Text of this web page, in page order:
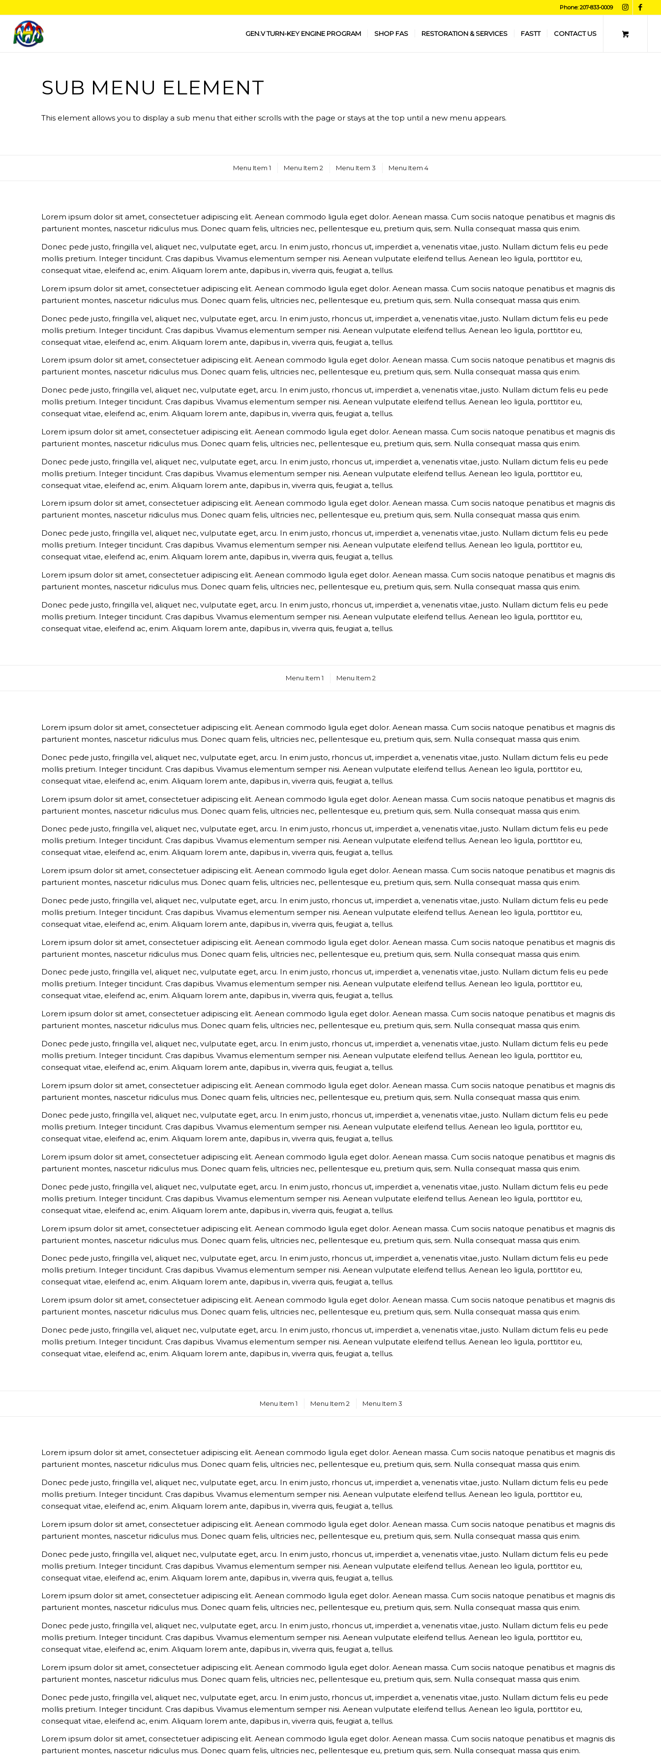
Phone: 207-833-0009
GEN.V TURN-KEY ENGINE PROGRAM SHOP FAS RESTORATION & SERVICES FASTT CONTACT US
SUB MENU ELEMENT
This element allows you to display a sub menu that either scrolls with the page or stays at the top until a new menu appears.
Menu Item 1 Menu Item 2 Menu Item 3 Menu Item 4
Lorem ipsum dolor sit amet, consectetuer adipiscing elit. Aenean commodo ligula eget dolor. Aenean massa. Cum sociis natoque penatibus et magnis dis
parturient montes, nascetur ridiculus mus. Donec quam felis, ultricies nec, pellentesque eu, pretium quis, sem. Nulla consequat massa quis enim.
Donec pede justo, fringilla vel, aliquet nec, vulputate eget, arcu. In enim justo, rhoncus ut, imperdiet a, venenatis vitae, justo. Nullam dictum felis eu pede
mollis pretium. Integer tincidunt. Cras dapibus. Vivamus elementum semper nisi. Aenean vulputate eleifend tellus. Aenean leo ligula, porttitor eu,
consequat vitae, eleifend ac, enim. Aliquam lorem ante, dapibus in, viverra quis, feugiat a, tellus.
Lorem ipsum dolor sit amet, consectetuer adipiscing elit. Aenean commodo ligula eget dolor. Aenean massa. Cum sociis natoque penatibus et magnis dis
parturient montes, nascetur ridiculus mus. Donec quam felis, ultricies nec, pellentesque eu, pretium quis, sem. Nulla consequat massa quis enim.
Donec pede justo, fringilla vel, aliquet nec, vulputate eget, arcu. In enim justo, rhoncus ut, imperdiet a, venenatis vitae, justo. Nullam dictum felis eu pede
mollis pretium. Integer tincidunt. Cras dapibus. Vivamus elementum semper nisi. Aenean vulputate eleifend tellus. Aenean leo ligula, porttitor eu,
consequat vitae, eleifend ac, enim. Aliquam lorem ante, dapibus in, viverra quis, feugiat a, tellus.
Lorem ipsum dolor sit amet, consectetuer adipiscing elit. Aenean commodo ligula eget dolor. Aenean massa. Cum sociis natoque penatibus et magnis dis
parturient montes, nascetur ridiculus mus. Donec quam felis, ultricies nec, pellentesque eu, pretium quis, sem. Nulla consequat massa quis enim.
Donec pede justo, fringilla vel, aliquet nec, vulputate eget, arcu. In enim justo, rhoncus ut, imperdiet a, venenatis vitae, justo. Nullam dictum felis eu pede
mollis pretium. Integer tincidunt. Cras dapibus. Vivamus elementum semper nisi. Aenean vulputate eleifend tellus. Aenean leo ligula, porttitor eu,
consequat vitae, eleifend ac, enim. Aliquam lorem ante, dapibus in, viverra quis, feugiat a, tellus.
Lorem ipsum dolor sit amet, consectetuer adipiscing elit. Aenean commodo ligula eget dolor. Aenean massa. Cum sociis natoque penatibus et magnis dis
parturient montes, nascetur ridiculus mus. Donec quam felis, ultricies nec, pellentesque eu, pretium quis, sem. Nulla consequat massa quis enim.
Donec pede justo, fringilla vel, aliquet nec, vulputate eget, arcu. In enim justo, rhoncus ut, imperdiet a, venenatis vitae, justo. Nullam dictum felis eu pede
mollis pretium. Integer tincidunt. Cras dapibus. Vivamus elementum semper nisi. Aenean vulputate eleifend tellus. Aenean leo ligula, porttitor eu,
consequat vitae, eleifend ac, enim. Aliquam lorem ante, dapibus in, viverra quis, feugiat a, tellus.
Lorem ipsum dolor sit amet, consectetuer adipiscing elit. Aenean commodo ligula eget dolor. Aenean massa. Cum sociis natoque penatibus et magnis dis
parturient montes, nascetur ridiculus mus. Donec quam felis, ultricies nec, pellentesque eu, pretium quis, sem. Nulla consequat massa quis enim.
Donec pede justo, fringilla vel, aliquet nec, vulputate eget, arcu. In enim justo, rhoncus ut, imperdiet a, venenatis vitae, justo. Nullam dictum felis eu pede
mollis pretium. Integer tincidunt. Cras dapibus. Vivamus elementum semper nisi. Aenean vulputate eleifend tellus. Aenean leo ligula, porttitor eu,
consequat vitae, eleifend ac, enim. Aliquam lorem ante, dapibus in, viverra quis, feugiat a, tellus.
Lorem ipsum dolor sit amet, consectetuer adipiscing elit. Aenean commodo ligula eget dolor. Aenean massa. Cum sociis natoque penatibus et magnis dis
parturient montes, nascetur ridiculus mus. Donec quam felis, ultricies nec, pellentesque eu, pretium quis, sem. Nulla consequat massa quis enim.
Donec pede justo, fringilla vel, aliquet nec, vulputate eget, arcu. In enim justo, rhoncus ut, imperdiet a, venenatis vitae, justo. Nullam dictum felis eu pede
mollis pretium. Integer tincidunt. Cras dapibus. Vivamus elementum semper nisi. Aenean vulputate eleifend tellus. Aenean leo ligula, porttitor eu,
consequat vitae, eleifend ac, enim. Aliquam lorem ante, dapibus in, viverra quis, feugiat a, tellus.
Menu Item 1 Menu Item 2
Lorem ipsum dolor sit amet, consectetuer adipiscing elit. Aenean commodo ligula eget dolor. Aenean massa. Cum sociis natoque penatibus et magnis dis
parturient montes, nascetur ridiculus mus. Donec quam felis, ultricies nec, pellentesque eu, pretium quis, sem. Nulla consequat massa quis enim.
Donec pede justo, fringilla vel, aliquet nec, vulputate eget, arcu. In enim justo, rhoncus ut, imperdiet a, venenatis vitae, justo. Nullam dictum felis eu pede
mollis pretium. Integer tincidunt. Cras dapibus. Vivamus elementum semper nisi. Aenean vulputate eleifend tellus. Aenean leo ligula, porttitor eu,
consequat vitae, eleifend ac, enim. Aliquam lorem ante, dapibus in, viverra quis, feugiat a, tellus.
Lorem ipsum dolor sit amet, consectetuer adipiscing elit. Aenean commodo ligula eget dolor. Aenean massa. Cum sociis natoque penatibus et magnis dis
parturient montes, nascetur ridiculus mus. Donec quam felis, ultricies nec, pellentesque eu, pretium quis, sem. Nulla consequat massa quis enim.
Donec pede justo, fringilla vel, aliquet nec, vulputate eget, arcu. In enim justo, rhoncus ut, imperdiet a, venenatis vitae, justo. Nullam dictum felis eu pede
mollis pretium. Integer tincidunt. Cras dapibus. Vivamus elementum semper nisi. Aenean vulputate eleifend tellus. Aenean leo ligula, porttitor eu,
consequat vitae, eleifend ac, enim. Aliquam lorem ante, dapibus in, viverra quis, feugiat a, tellus.
Lorem ipsum dolor sit amet, consectetuer adipiscing elit. Aenean commodo ligula eget dolor. Aenean massa. Cum sociis natoque penatibus et magnis dis
parturient montes, nascetur ridiculus mus. Donec quam felis, ultricies nec, pellentesque eu, pretium quis, sem. Nulla consequat massa quis enim.
Donec pede justo, fringilla vel, aliquet nec, vulputate eget, arcu. In enim justo, rhoncus ut, imperdiet a, venenatis vitae, justo. Nullam dictum felis eu pede
mollis pretium. Integer tincidunt. Cras dapibus. Vivamus elementum semper nisi. Aenean vulputate eleifend tellus. Aenean leo ligula, porttitor eu,
consequat vitae, eleifend ac, enim. Aliquam lorem ante, dapibus in, viverra quis, feugiat a, tellus.
Lorem ipsum dolor sit amet, consectetuer adipiscing elit. Aenean commodo ligula eget dolor. Aenean massa. Cum sociis natoque penatibus et magnis dis
parturient montes, nascetur ridiculus mus. Donec quam felis, ultricies nec, pellentesque eu, pretium quis, sem. Nulla consequat massa quis enim.
Donec pede justo, fringilla vel, aliquet nec, vulputate eget, arcu. In enim justo, rhoncus ut, imperdiet a, venenatis vitae, justo. Nullam dictum felis eu pede
mollis pretium. Integer tincidunt. Cras dapibus. Vivamus elementum semper nisi. Aenean vulputate eleifend tellus. Aenean leo ligula, porttitor eu,
consequat vitae, eleifend ac, enim. Aliquam lorem ante, dapibus in, viverra quis, feugiat a, tellus.
Lorem ipsum dolor sit amet, consectetuer adipiscing elit. Aenean commodo ligula eget dolor. Aenean massa. Cum sociis natoque penatibus et magnis dis
parturient montes, nascetur ridiculus mus. Donec quam felis, ultricies nec, pellentesque eu, pretium quis, sem. Nulla consequat massa quis enim.
Donec pede justo, fringilla vel, aliquet nec, vulputate eget, arcu. In enim justo, rhoncus ut, imperdiet a, venenatis vitae, justo. Nullam dictum felis eu pede
mollis pretium. Integer tincidunt. Cras dapibus. Vivamus elementum semper nisi. Aenean vulputate eleifend tellus. Aenean leo ligula, porttitor eu,
consequat vitae, eleifend ac, enim. Aliquam lorem ante, dapibus in, viverra quis, feugiat a, tellus.
Lorem ipsum dolor sit amet, consectetuer adipiscing elit. Aenean commodo ligula eget dolor. Aenean massa. Cum sociis natoque penatibus et magnis dis
parturient montes, nascetur ridiculus mus. Donec quam felis, ultricies nec, pellentesque eu, pretium quis, sem. Nulla consequat massa quis enim.
Donec pede justo, fringilla vel, aliquet nec, vulputate eget, arcu. In enim justo, rhoncus ut, imperdiet a, venenatis vitae, justo. Nullam dictum felis eu pede
mollis pretium. Integer tincidunt. Cras dapibus. Vivamus elementum semper nisi. Aenean vulputate eleifend tellus. Aenean leo ligula, porttitor eu,
consequat vitae, eleifend ac, enim. Aliquam lorem ante, dapibus in, viverra quis, feugiat a, tellus.
Lorem ipsum dolor sit amet, consectetuer adipiscing elit. Aenean commodo ligula eget dolor. Aenean massa. Cum sociis natoque penatibus et magnis dis
parturient montes, nascetur ridiculus mus. Donec quam felis, ultricies nec, pellentesque eu, pretium quis, sem. Nulla consequat massa quis enim.
Donec pede justo, fringilla vel, aliquet nec, vulputate eget, arcu. In enim justo, rhoncus ut, imperdiet a, venenatis vitae, justo. Nullam dictum felis eu pede
mollis pretium. Integer tincidunt. Cras dapibus. Vivamus elementum semper nisi. Aenean vulputate eleifend tellus. Aenean leo ligula, porttitor eu,
consequat vitae, eleifend ac, enim. Aliquam lorem ante, dapibus in, viverra quis, feugiat a, tellus.
Lorem ipsum dolor sit amet, consectetuer adipiscing elit. Aenean commodo ligula eget dolor. Aenean massa. Cum sociis natoque penatibus et magnis dis
parturient montes, nascetur ridiculus mus. Donec quam felis, ultricies nec, pellentesque eu, pretium quis, sem. Nulla consequat massa quis enim.
Donec pede justo, fringilla vel, aliquet nec, vulputate eget, arcu. In enim justo, rhoncus ut, imperdiet a, venenatis vitae, justo. Nullam dictum felis eu pede
mollis pretium. Integer tincidunt. Cras dapibus. Vivamus elementum semper nisi. Aenean vulputate eleifend tellus. Aenean leo ligula, porttitor eu,
consequat vitae, eleifend ac, enim. Aliquam lorem ante, dapibus in, viverra quis, feugiat a, tellus.
Lorem ipsum dolor sit amet, consectetuer adipiscing elit. Aenean commodo ligula eget dolor. Aenean massa. Cum sociis natoque penatibus et magnis dis
parturient montes, nascetur ridiculus mus. Donec quam felis, ultricies nec, pellentesque eu, pretium quis, sem. Nulla consequat massa quis enim.
Donec pede justo, fringilla vel, aliquet nec, vulputate eget, arcu. In enim justo, rhoncus ut, imperdiet a, venenatis vitae, justo. Nullam dictum felis eu pede
mollis pretium. Integer tincidunt. Cras dapibus. Vivamus elementum semper nisi. Aenean vulputate eleifend tellus. Aenean leo ligula, porttitor eu,
consequat vitae, eleifend ac, enim. Aliquam lorem ante, dapibus in, viverra quis, feugiat a, tellus.
Menu Item 1 Menu Item 2 Menu Item 3
Lorem ipsum dolor sit amet, consectetuer adipiscing elit. Aenean commodo ligula eget dolor. Aenean massa. Cum sociis natoque penatibus et magnis dis
parturient montes, nascetur ridiculus mus. Donec quam felis, ultricies nec, pellentesque eu, pretium quis, sem. Nulla consequat massa quis enim.
Donec pede justo, fringilla vel, aliquet nec, vulputate eget, arcu. In enim justo, rhoncus ut, imperdiet a, venenatis vitae, justo. Nullam dictum felis eu pede
mollis pretium. Integer tincidunt. Cras dapibus. Vivamus elementum semper nisi. Aenean vulputate eleifend tellus. Aenean leo ligula, porttitor eu,
consequat vitae, eleifend ac, enim. Aliquam lorem ante, dapibus in, viverra quis, feugiat a, tellus.
Lorem ipsum dolor sit amet, consectetuer adipiscing elit. Aenean commodo ligula eget dolor. Aenean massa. Cum sociis natoque penatibus et magnis dis
parturient montes, nascetur ridiculus mus. Donec quam felis, ultricies nec, pellentesque eu, pretium quis, sem. Nulla consequat massa quis enim.
Donec pede justo, fringilla vel, aliquet nec, vulputate eget, arcu. In enim justo, rhoncus ut, imperdiet a, venenatis vitae, justo. Nullam dictum felis eu pede
mollis pretium. Integer tincidunt. Cras dapibus. Vivamus elementum semper nisi. Aenean vulputate eleifend tellus. Aenean leo ligula, porttitor eu,
consequat vitae, eleifend ac, enim. Aliquam lorem ante, dapibus in, viverra quis, feugiat a, tellus.
Lorem ipsum dolor sit amet, consectetuer adipiscing elit. Aenean commodo ligula eget dolor. Aenean massa. Cum sociis natoque penatibus et magnis dis
parturient montes, nascetur ridiculus mus. Donec quam felis, ultricies nec, pellentesque eu, pretium quis, sem. Nulla consequat massa quis enim.
Donec pede justo, fringilla vel, aliquet nec, vulputate eget, arcu. In enim justo, rhoncus ut, imperdiet a, venenatis vitae, justo. Nullam dictum felis eu pede
mollis pretium. Integer tincidunt. Cras dapibus. Vivamus elementum semper nisi. Aenean vulputate eleifend tellus. Aenean leo ligula, porttitor eu,
consequat vitae, eleifend ac, enim. Aliquam lorem ante, dapibus in, viverra quis, feugiat a, tellus.
Lorem ipsum dolor sit amet, consectetuer adipiscing elit. Aenean commodo ligula eget dolor. Aenean massa. Cum sociis natoque penatibus et magnis dis
parturient montes, nascetur ridiculus mus. Donec quam felis, ultricies nec, pellentesque eu, pretium quis, sem. Nulla consequat massa quis enim.
Donec pede justo, fringilla vel, aliquet nec, vulputate eget, arcu. In enim justo, rhoncus ut, imperdiet a, venenatis vitae, justo. Nullam dictum felis eu pede
mollis pretium. Integer tincidunt. Cras dapibus. Vivamus elementum semper nisi. Aenean vulputate eleifend tellus. Aenean leo ligula, porttitor eu,
consequat vitae, eleifend ac, enim. Aliquam lorem ante, dapibus in, viverra quis, feugiat a, tellus.
Lorem ipsum dolor sit amet, consectetuer adipiscing elit. Aenean commodo ligula eget dolor. Aenean massa. Cum sociis natoque penatibus et magnis dis
parturient montes, nascetur ridiculus mus. Donec quam felis, ultricies nec, pellentesque eu, pretium quis, sem. Nulla consequat massa quis enim.